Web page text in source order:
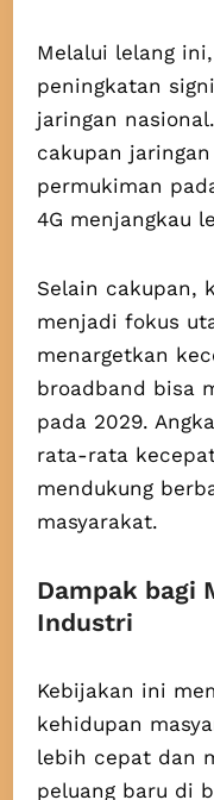
Melalui lelang
peningkatan
jaringan
cakupan
permukiman
4G menjangkau
Selain cakupan,
menjadi fokus
menargetkan
broadband bisa
pada 2029.
rata-rata
mendukung
masyarakat.
Dampak bagi
Industri
Kebijakan ini
kehidupan
lebih cepat dan
peluang baru di